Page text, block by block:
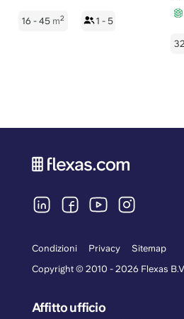
16 - 45 m2 1 - 5
Condizioni Privacy
Sitemap
Copyright © 2010 - 2026 Flexas
Affitto ufficio